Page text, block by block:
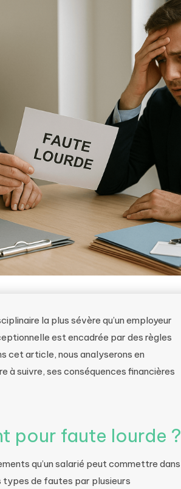
la plus sévère qu’un employeur
est encadrée par des règles
cet article, nous analyserons en
suivre, ses conséquences financières
pour faute lourde ?
qu’un salarié peut commettre dans
types de fautes par plusieurs